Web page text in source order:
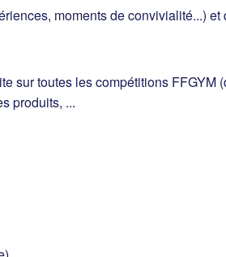
moments de convivialité...)
sur toutes les compétitions FFGYM
produits, ...